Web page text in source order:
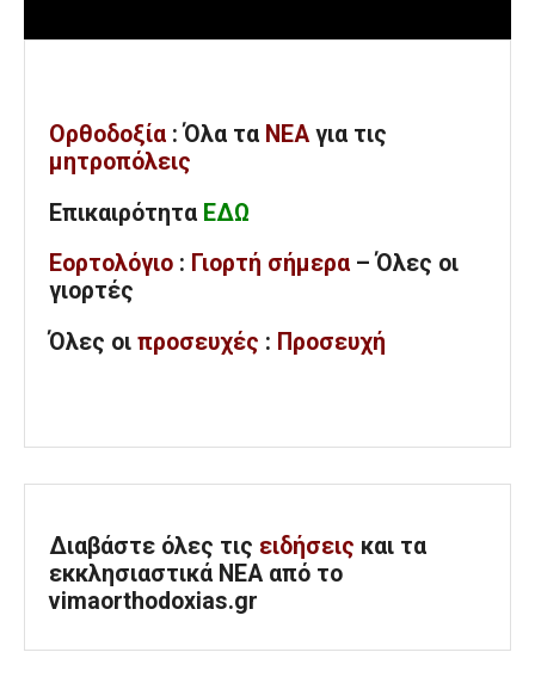
Ορθοδοξία : Όλα τα ΝΕΑ για τις
μητροπόλεις
Επικαιρότητα ΕΔΩ
Εορτολόγιο : Γιορτή σήμερα – Όλες οι
γιορτές
Όλες οι προσευχές : Προσευχή
Διαβάστε όλες τις ειδήσεις και τα
εκκλησιαστικά ΝΕΑ από το
vimaorthodoxias.gr